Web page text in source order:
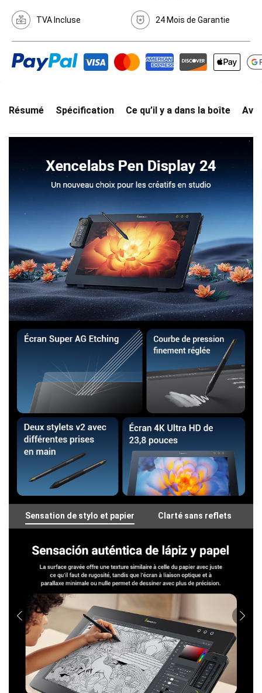
TVA Incluse 24 Mois de Garantie
Résumé Spécification Ce qu’il y a dans la boîte
Sensation de stylo et papier Clarté sans reflets